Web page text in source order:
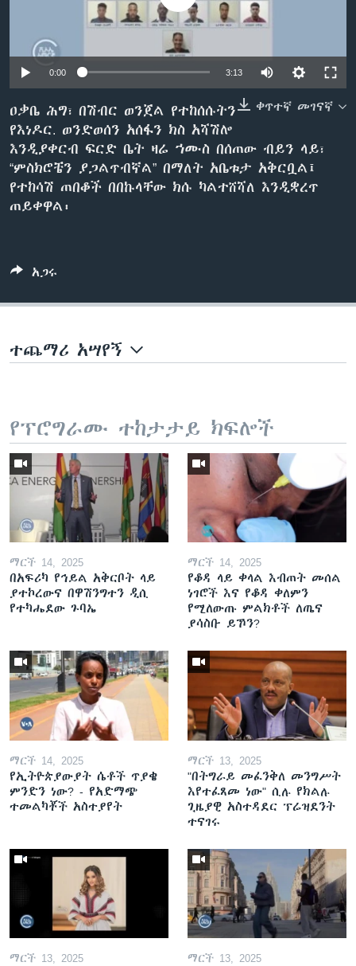
ቋንቋዎች
0:00 3:13
ቀጥተኛ መገናኛ
ዐቃቤ ሕግ፣ በሽብር ወንጀል የተከሰሱትን
የእነዶር. ወንድወሰን አሰፋን ክስ አሻሽሎ
እንዲያቀርብ ፍርድ ቤት ዛሬ ኀሙስ በሰጠው ብይን ላይ፣
“ምስክሮቼን ያጋልጥብኛል” በማለት አቤቱታ አቅርቧል፤
የተከሳሽ ጠበቆች በበኩላቸው ክሱ ካልተሸሻለ እንዲቋረጥ
ጠይቀዋል፡
አጋሩ
ተጨማሪ አሣየኝ
የፕሮግራሙ ተከታታይ ክፍሎች
ማርች 14, 2025
በአፍሪካ የኅይል አቅርቦት ላይ
ያተኮረውና በዋሽንግተን ዲሲ
የተካሔደው ጉባኤ
ማርች 14, 2025
የቆዳ ላይ ቀላል እብጠት መሰል
ነገሮች እና የቆዳ ቀለምን
የሚለውጡ ምልክቶች ለጤና
ያሳስቡ ይኾን?
ማርች 14, 2025
የኢትዮጵያውያት ሴቶች ጥያቄ
ምንድን ነው? - የአድማጭ
ተመልካቾች አስተያየት
ማርች 13, 2025
"በትግራይ መፈንቅለ መንግሥት
እየተፈጸመ ነው" ሲሉ የክልሉ
ጊዜያዊ አስተዳደር ፕሬዝደንት
ተናገሩ
ማርች 13, 2025 ማርች 13, 2025